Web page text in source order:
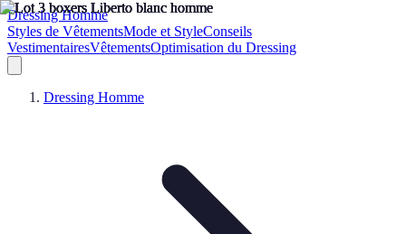
Dressing Homme
Styles de VêtementsMode et StyleConseils
VestimentairesVêtementsOptimisation du Dressing
Dressing Homme